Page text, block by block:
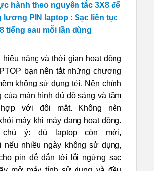
hành theo nguyên tắc 3X8 để
lương PIN laptop : Sạc liên tục
tiếng sau mỗi lần dùng
năng và thời gian hoạt động
bạn nên tắt những chương
không sử dụng tới. Nên chỉnh
của màn hình đủ độ sáng và tầm
với đôi mắt. Không nên
máy khi máy đang hoạt động.
chú ý: dù laptop còn mới,
nếu nhiều ngày không sử dụng,
pin dễ dẫn tới lỗi ngừng sạc